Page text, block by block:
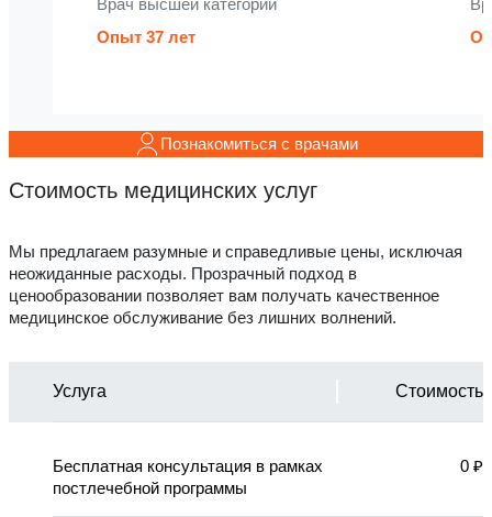
Опыт 37 лет
Познакомиться с врачами
Стоимость медицинских услуг
Мы предлагаем разумные и справедливые цены, исключая
неожиданные расходы. Прозрачный подход в
ценообразовании позволяет вам получать качественное
медицинское обслуживание без лишних волнений.
Услуга Стоимость
Бесплатная консультация в рамках
постлечебной программы
0 ₽